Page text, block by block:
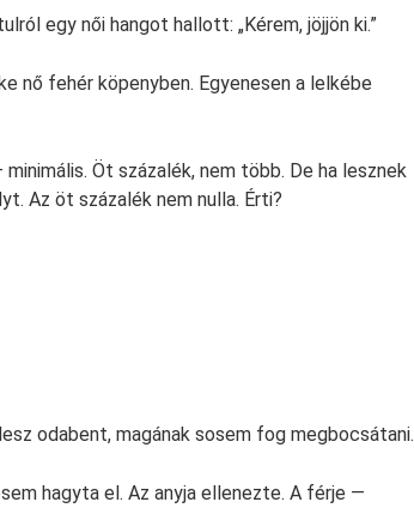
egy női hangot hallott: „Kérem, jöjjön ki.”
nő fehér köpenyben. Egyenesen a lelkébe
Öt százalék, nem több. De ha lesznek
Az öt százalék nem nulla. Érti?
odabent, magának sosem fog megbocsátani.
hagyta el. Az anyja ellenezte. A férje —